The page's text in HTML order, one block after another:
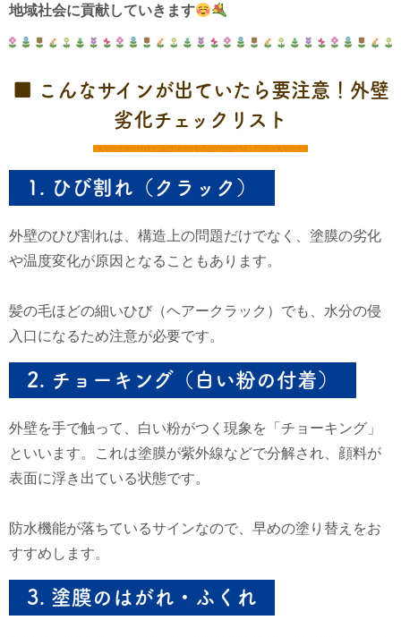
地域社会に貢献していきます
■ こんなサインが出ていたら要注意！外壁
劣化チェックリスト
1. ひび割れ（クラック）
外壁のひび割れは、構造上の問題だけでなく、塗膜の劣化
や温度変化が原因となることもあります。
髪の毛ほどの細いひび（ヘアークラック）でも、水分の侵
入口になるため注意が必要です。
2. チョーキング（白い粉の付着）
外壁を手で触って、白い粉がつく現象を「チョーキング」
といいます。これは塗膜が紫外線などで分解され、顔料が
表面に浮き出ている状態です。
防水機能が落ちているサインなので、早めの塗り替えをお
すすめします。
3. 塗膜のはがれ・ふくれ